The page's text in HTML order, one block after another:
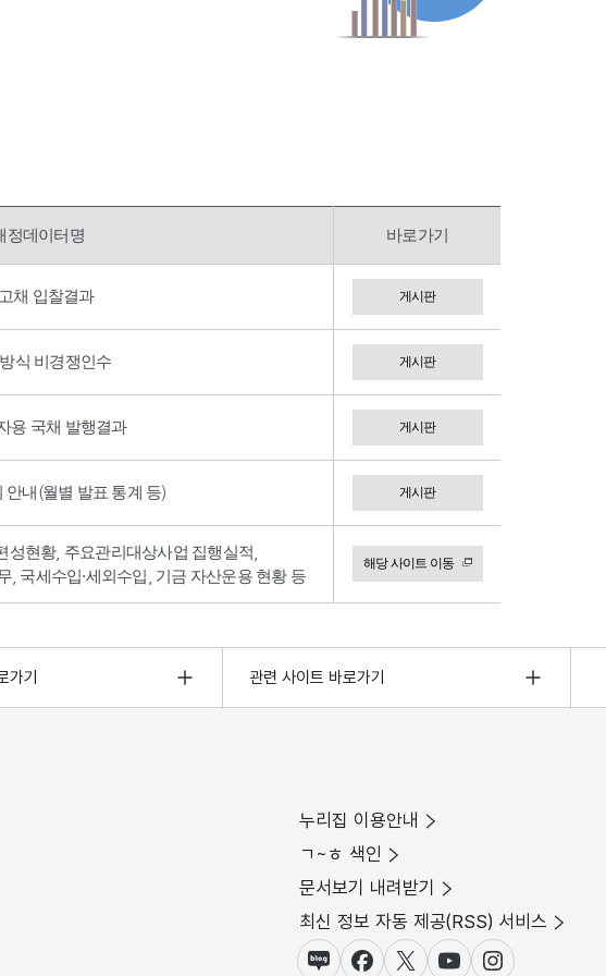
정데이터명 바로가기
채 입찰결과 게시판
식 비경쟁인수 게시판
용 국채 발행결과 게시판
안내(월별 발표 통계 등) 게시판
현황, 주요관리대상사업 집행실적,
, 국세수입·세외수입, 기금 자산운용 현황 등
해당 사이트 이동
가기 관련 사이트 바로가기
누리집 이용안내
ㄱ~ㅎ 색인
문서보기 내려받기
최신 정보 자동 제공(RSS) 서비스
블로그페이스북X(트위터)
유튜브인스타그램